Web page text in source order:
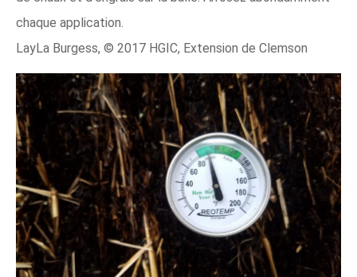
chaque application.
LayLa Burgess, © 2017 HGIC, Extension de Clemson